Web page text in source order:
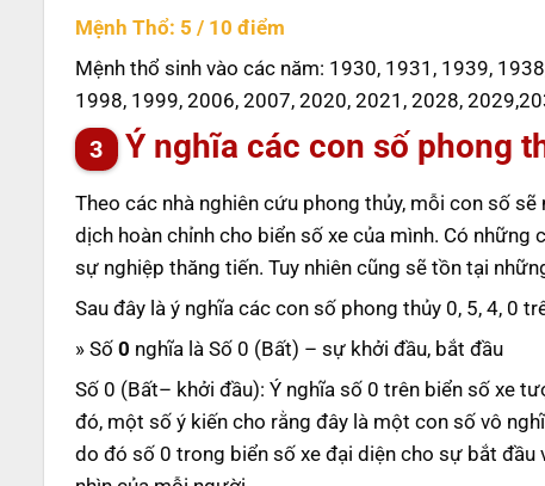
Mệnh Thổ: 5 / 10 điểm
Mệnh thổ sinh vào các năm: 1930, 1931, 1939,
1998, 1999, 2006, 2007, 2020, 2021, 2028,
Ý nghĩa các con số phong
Theo các nhà nghiên cứu phong thủy, mỗi con số
dịch hoàn chỉnh cho biển số xe của mình. Có
sự nghiệp thăng tiến. Tuy nhiên cũng sẽ tồn tại
Sau đây là ý nghĩa các con số phong thủy 0, 5, 4, 0
» Số 0 nghĩa là Số 0 (Bất) – sự khởi đầu, bắt đầu
Số 0 (Bất– khởi đầu): Ý nghĩa số 0 trên biển số xe
đó, một số ý kiến cho rằng đây là một con số vô
do đó số 0 trong biển số xe đại diện cho sự bắt đầu